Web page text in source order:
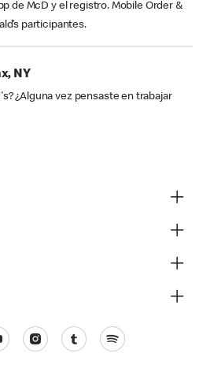
de McD y el registro. Mobile Order &
participantes.
NY
¿Alguna vez pensaste en trabajar